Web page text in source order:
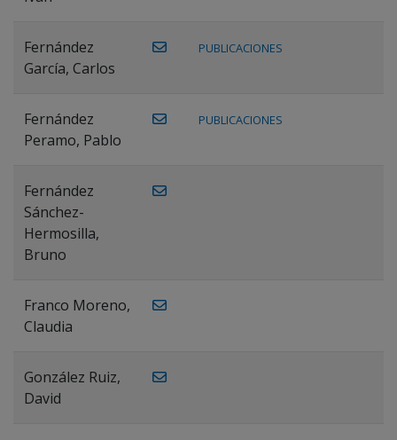
Fernández
García, Carlos
PUBLICACIONES
Fernández
Peramo, Pablo
PUBLICACIONES
Fernández
Sánchez-
Hermosilla,
Bruno
Franco Moreno,
Claudia
González Ruiz,
David